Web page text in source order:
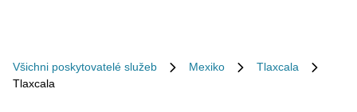
Všichni poskytovatelé služeb Mexiko
Tlaxcala
Tlaxcala